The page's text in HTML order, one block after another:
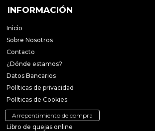
INFORMACIÓN
Inicio
Sobre Nosotros
Contacto
¿Dónde estamos?
Datos Bancarios
Políticas de privacidad
Políticas de Cookies
Arrepentimiento de compra
Libro de quejas online